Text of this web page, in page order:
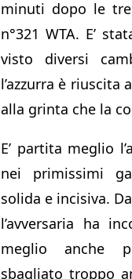
minuti dopo le
n°321 WTA. E’
visto diversi
l’azzurra è riuscita
alla grinta che la
E’ partita meglio
nei primissimi
solida e incisiva.
l’avversaria ha
meglio anche
sbagliato troppo